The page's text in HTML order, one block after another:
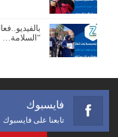
“السلامة…
فايسبوك
تابعنا على فايسبوك